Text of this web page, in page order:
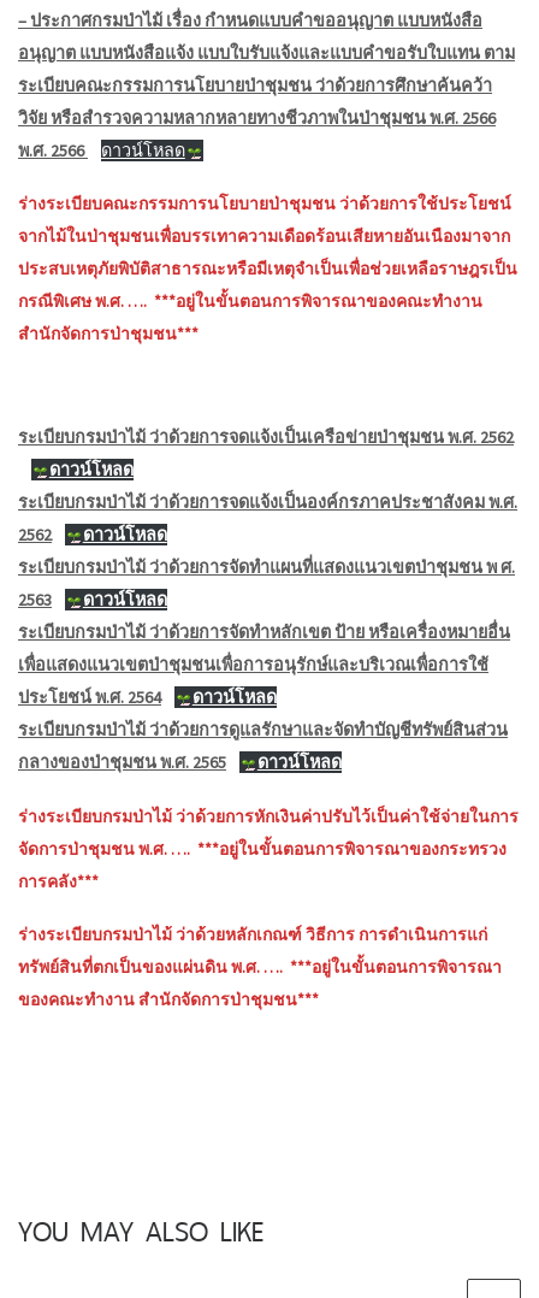
– ประกาศกรมป่าไม้ เรื่อง กำหนดแบบคำขออนุญาต แบบหนังสือ
อนุญาต แบบหนังสือแจ้ง แบบใบรับแจ้งและแบบคำขอรับใบแทน ตาม
ระเบียบคณะกรรมการนโยบายป่าชุมชน ว่าด้วยการศึกษาค้นคว้า
วิจัย หรือสำรวจความหลากหลายทางชีวภาพในป่าชุมชน พ.ศ. 2566
พ.ศ. 2566
ดาวน์โหลด
ร่างระเบียบคณะกรรมการนโยบายป่าชุมชน ว่าด้วยการใช้ประโยชน์
จากไม้ในป่าชุมชนเพื่อบรรเทาความเดือดร้อนเสียหายอันเนืองมาจาก
ประสบเหตุภัยพิบัติสาธารณะหรือมีเหตุจำเป็นเพื่อช่วยเหลือราษฎรเป็น
กรณีพิเศษ พ.ศ. …. ***อยู่ในขั้นตอนการพิจารณาของคณะทำงาน
สำนักจัดการป่าชุมชน***
ระเบียบกรมป่าไม้ ว่าด้วยการจดแจ้งเป็นเครือข่ายป่าชุมชน พ.ศ. 2562
ดาวน์โหลด
ระเบียบกรมป่าไม้ ว่าด้วยการจดแจ้งเป็นองค์กรภาคประชาสังคม พ.ศ.
2562
ดาวน์โหลด
ระเบียบกรมป่าไม้ ว่าด้วยการจัดทำแผนที่แสดงแนวเขตป่าชุมชน พ ศ.
2563
ดาวน์โหลด
ระเบียบกรมป่าไม้ ว่าด้วยการจัดทำหลักเขต ป้าย หรือเครื่องหมายอื่น
เพื่อแสดงแนวเขตป่าชุมชนเพื่อการอนุรักษ์และบริเวณเพื่อการใช้
ประโยชน์ พ.ศ. 2564
ดาวน์โหลด
ระเบียบกรมป่าไม้ ว่าด้วยการดูแลรักษาและจัดทำบัญชีทรัพย์สินส่วน
กลางของป่าชุมชน พ.ศ. 2565
ดาวน์โหลด
ร่างระเบียบกรมป่าไม้ ว่าด้วยการหักเงินค่าปรับไว้เป็นค่าใช้จ่ายในการ
จัดการป่าชุมชน พ.ศ. …. ***อยู่ในขั้นตอนการพิจารณาของกระทรวง
การคลัง***
ร่างระเบียบกรมป่าไม้ ว่าด้วยหลักเกณฑ์ วิธีการ การดำเนินการแก่
ทรัพย์สินที่ตกเป็นของแผ่นดิน พ.ศ. …. ***อยู่ในขั้นตอนการพิจารณา
ของคณะทำงาน สำนักจัดการป่าชุมชน***
YOU MAY ALSO LIKE